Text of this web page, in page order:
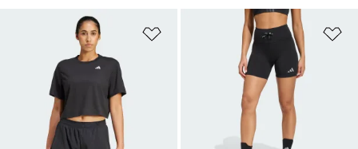
Añadir a la lista de deseos